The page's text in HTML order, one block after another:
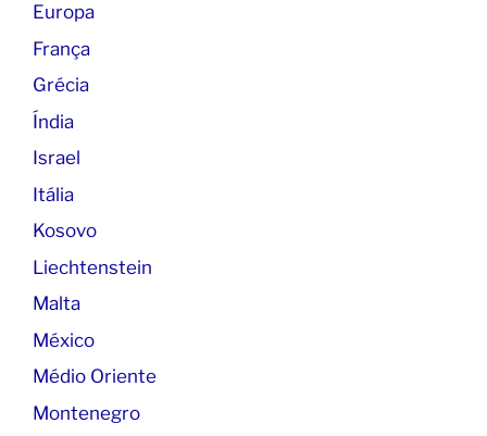
Europa
França
Grécia
Índia
Israel
Itália
Kosovo
Liechtenstein
Malta
México
Médio Oriente
Montenegro